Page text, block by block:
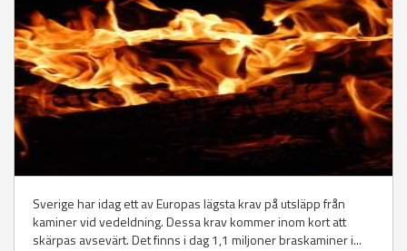
Sverige har idag ett av Europas lägsta krav på utsläpp från
kaminer vid vedeldning. Dessa krav kommer inom kort att
skärpas avsevärt. Det finns i dag 1,1 miljoner braskaminer i...